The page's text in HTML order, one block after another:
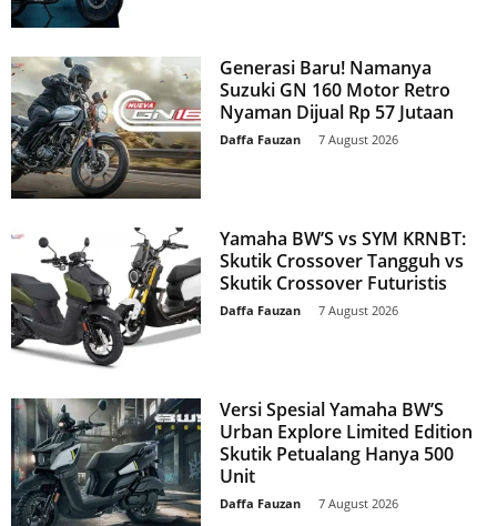
Generasi Baru! Namanya
Suzuki GN 160 Motor Retro
Nyaman Dijual Rp 57 Jutaan
Daffa Fauzan 7 August 2026
Yamaha BW’S vs SYM KRNBT:
Skutik Crossover Tangguh vs
Skutik Crossover Futuristis
Daffa Fauzan 7 August 2026
Versi Spesial Yamaha BW’S
Urban Explore Limited Edition
Skutik Petualang Hanya 500
Unit
Daffa Fauzan 7 August 2026